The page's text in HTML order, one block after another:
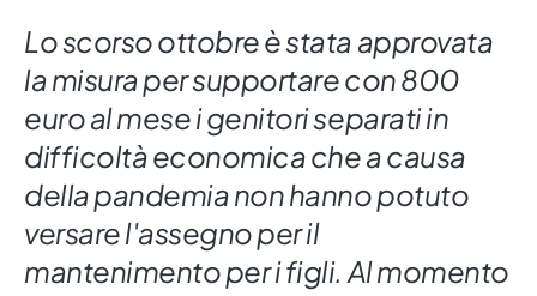
Lo scorso ottobre è stata approvata
la misura per supportare con 800
euro al mese i genitori separati in
difficoltà economica che a causa
della pandemia non hanno potuto
versare l'assegno per il
mantenimento per i figli. Al momento